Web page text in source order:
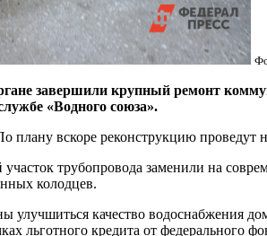
крупный ремонт
«Водного союза».
плану вскоре реконструкцию проведут
трубопровода заменили на
колодцев.
качество водоснабжения
льготного кредита от федерального